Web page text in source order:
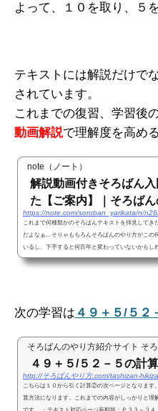
よって、１０を取り、５
テキストには解説だけで
されています。
これまでの復習、学習後
動画解説で理解度を高め
note（ノート）
解説動画付きそろばん
た【ご案内】｜そろば
https://note.com/soroban_yarikata/n/
これまで何種類かのそろばんテキストを拝見して
だよなぁ... そりゃもちろんそろばんのやり方がこ
いるし、下手すると何百年と変わっていないかもし
共により分かりやすく変化しているのに対し、そ
次の学習は ４９＋５/５２
そろばんのやり方紹介サイト そ
４９＋５/５２－５の計算
http://そろばんやり方.com/tashizan-
こちらは１０から引く計算②の次ページとなります
算方法になります。これまでの内容がしっかりと